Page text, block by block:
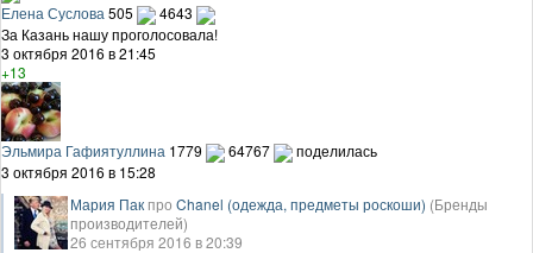
Елена Суслова 505
4643
За Казань нашу проголосовала!
3 октября 2016 в 21:45
+13
Эльмира Гафиятуллина 1779 64767
поделилась
3 октября 2016 в 15:28
Мария Пак про Chanel (одежда, предметы роскоши) (Бренды
производителей)
26 сентября 2016 в 20:39